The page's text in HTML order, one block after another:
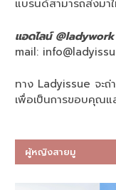
แบรนด์สามารถส่งมา
แอดไลน์ @ladywork
mail:
ทาง Ladyissue จะ
เพื่อเป็นการขอบคุณแ
ผู้หญิงสายมู